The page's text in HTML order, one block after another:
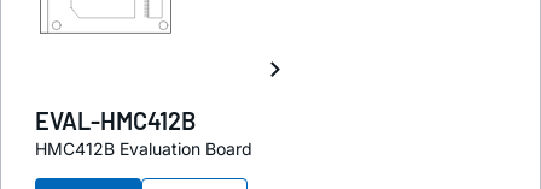
EVAL-HMC412B
HMC412B Evaluation Board